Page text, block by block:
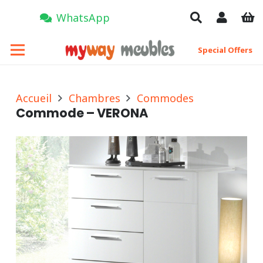
WhatsApp
Special Offers
Accueil Chambres Commodes
Commode – VERONA